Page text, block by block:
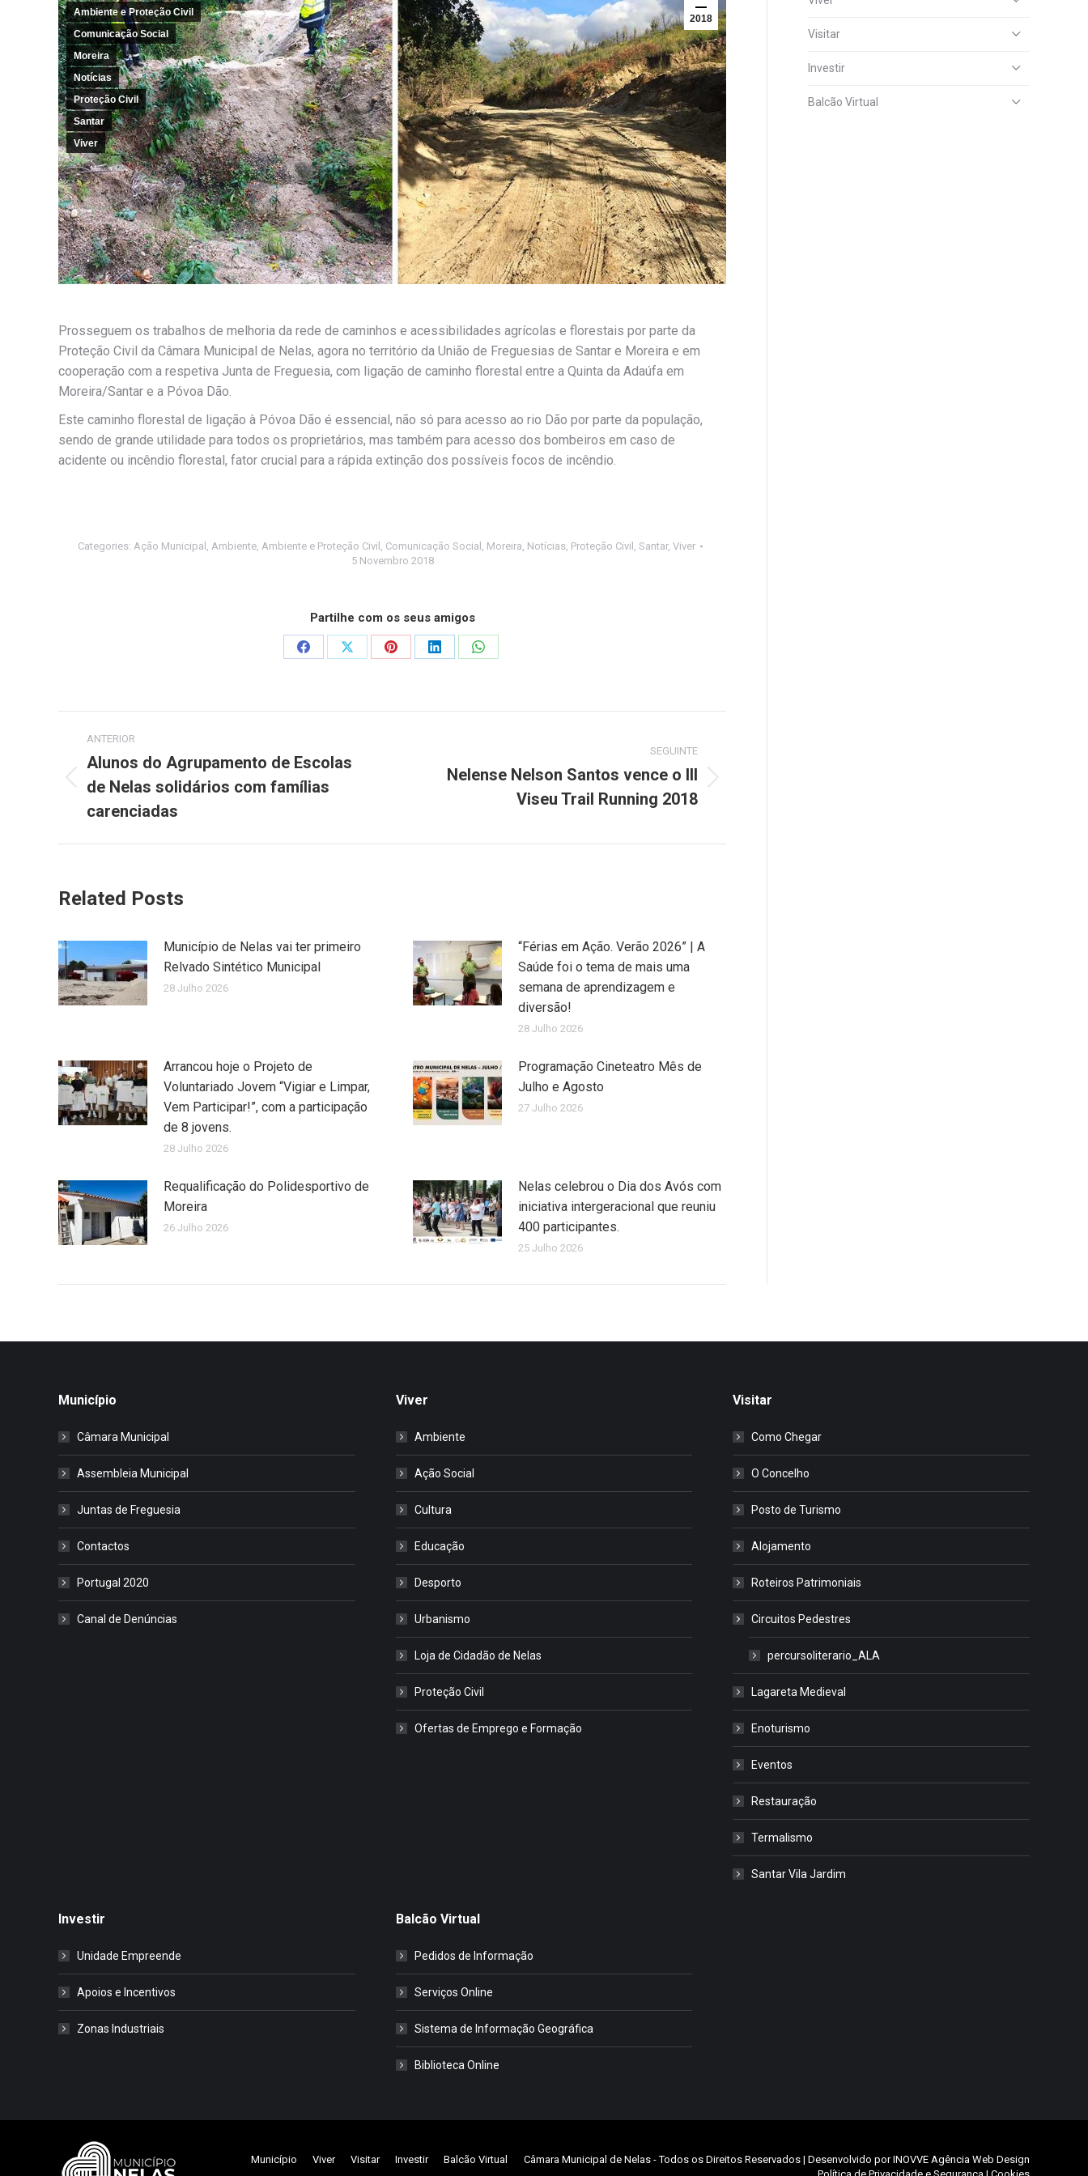
2018
Ambiente e Proteção Civil
Comunicação Social
Moreira
Notícias
Proteção Civil
Santar
Viver
Prosseguem os trabalhos de melhoria da rede de caminhos e acessibilidades agrícolas e florestais por parte da
Proteção Civil da Câmara Municipal de Nelas, agora no território da União de Freguesias de Santar e Moreira e em
cooperação com a respetiva Junta de Freguesia, com ligação de caminho florestal entre a Quinta da Adaúfa em
Moreira/Santar e a Póvoa Dão.
Este caminho florestal de ligação à Póvoa Dão é essencial, não só para acesso ao rio Dão por parte da população,
sendo de grande utilidade para todos os proprietários, mas também para acesso dos bombeiros em caso de
acidente ou incêndio florestal, fator crucial para a rápida extinção dos possíveis focos de incêndio.
Categories: Ação Municipal Ambiente, Ambiente e Proteção Civil Comunicação Social Moreira Notícias, Proteção Civil Santar, Viver
5 Novembro 2018
Partilhe com os seus amigos
Share
Share
Share
Share
Share
Post
navigation
ANTERIOR
Previous
post:
Alunos do Agrupamento de Escolas
de Nelas solidários com famílias
carenciadas
SEGUINTE
Nelense Nelson Santos vence o III
Viseu Trail Running 2018
Related Posts
Município de Nelas vai ter primeiro
Relvado Sintético Municipal
28 Julho 2026
“Férias em Ação. Verão 2026” | A
Saúde foi o tema de mais uma
semana de aprendizagem e
diversão!
28 Julho 2026
Arrancou hoje o Projeto de
Voluntariado Jovem “Vigiar e Limpar,
Vem Participar!”, com a participação
de 8 jovens.
28 Julho 2026
Programação Cineteatro Mês de
Julho e Agosto
27 Julho 2026
Requalificação do Polidesportivo de
Moreira
26 Julho 2026
Nelas celebrou o Dia dos Avós com
iniciativa intergeracional que reuniu
400 participantes.
25 Julho 2026
Visitar
Investir
Balcão Virtual
Município
Câmara Municipal
Assembleia Municipal
Juntas de Freguesia
Contactos
Portugal 2020
Canal de Denúncias
Viver
Ambiente
Ação Social
Cultura
Educação
Desporto
Urbanismo
Loja de Cidadão de Nelas
Proteção Civil
Ofertas de Emprego e Formação
Visitar
Como Chegar
O Concelho
Posto de Turismo
Alojamento
Roteiros Patrimoniais
Circuitos Pedestres
percursoliterario_ALA
Lagareta Medieval
Enoturismo
Eventos
Restauração
Termalismo
Santar Vila Jardim
Investir
Unidade Empreende
Apoios e Incentivos
Zonas Industriais
Balcão Virtual
Pedidos de Informação
Serviços Online
Sistema de Informação Geográfica
Biblioteca Online
Município Viver Visitar Investir Balcão Virtual Câmara Municipal de Nelas - Todos os Direitos Reservados | Desenvolvido porINOVVE Agência Web Design
Política de Privacidade e Segurança | Cookies